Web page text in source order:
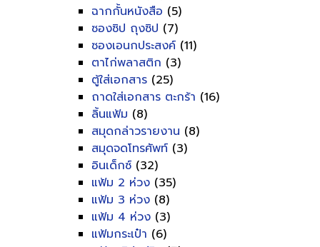
ฉากกั้นหนังสือ (5)
ซองซิป ถุงซิป (7)
ซองเอนกประสงค์ (11)
ตาไก่พลาสติก (3)
ตู้ใส่เอกสาร (25)
ถาดใส่เอกสาร ตะกร้า (16)
ลิ้นแฟ้ม (8)
สมุดกล่าวรายงาน (8)
สมุดจดโทรศัพท์ (3)
อินเด็กซ์ (32)
แฟ้ม 2 ห่วง (35)
แฟ้ม 3 ห่วง (8)
แฟ้ม 4 ห่วง (3)
แฟ้มกระเป๋า (6)